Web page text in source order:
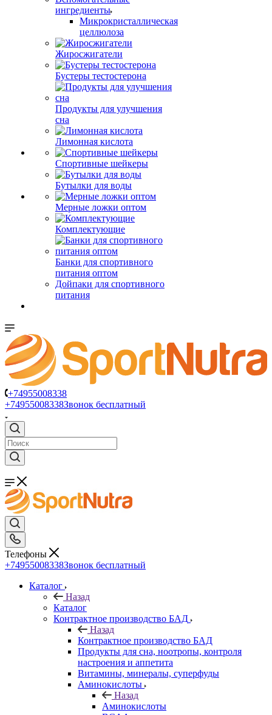
ингредиенты
Микрокристаллическая
целлюлоза
Жиросжигатели
Бустеры тестостерона
Продукты для улучшения
сна
Лимонная кислота
Спортивные шейкеры
Бутылки для воды
Мерные ложки оптом
Комплектующие
Банки для спортивного
питания оптом
Дойпаки для спортивного
питания
+74955008338
+74955008338Звонок бесплатный
Телефоны
+74955008338Звонок бесплатный
Каталог
Назад
Каталог
Контрактное производство БАД
Назад
Контрактное производство БАД
Продукты для сна, ноотропы, контроля
настроения и аппетита
Витамины, минералы, суперфуды
Аминокислоты
Назад
Аминокислоты